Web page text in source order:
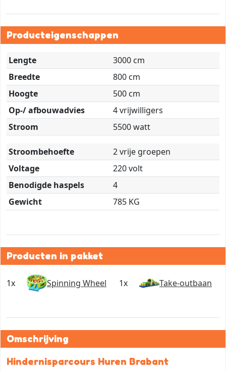
Producten in pakket
1x Spinning Wheel 1x Take-outbaan
Producteigenschappen
Lengte
3000 cm
Breedte
800 cm
Hoogte
500 cm
Op-/ afbouwadvies
4 vrijwilligers
Stroom
5500 watt
Stroombehoefte
2 vrije groepen
Voltage
220 volt
Benodigde haspels
4
Gewicht
785 KG
Omschrijving
Hindernisparcours Huren Brabant